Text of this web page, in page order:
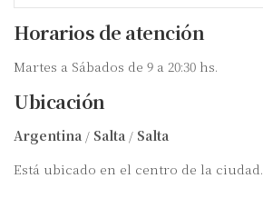
Horarios de atención
Martes a Sábados de 9 a 20:30 hs.
Ubicación
Argentina / Salta / Salta
Está ubicado en el centro de la ciudad.